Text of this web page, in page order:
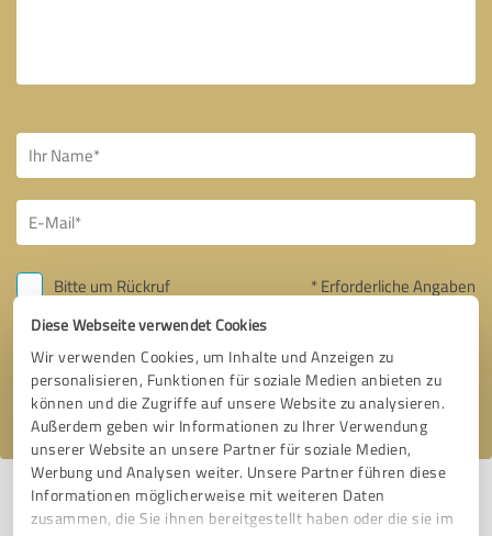
Diese Webseite verwendet Cookies
Wir verwenden Cookies, um Inhalte und Anzeigen zu
personalisieren, Funktionen für soziale Medien anbieten zu
können und die Zugriffe auf unsere Website zu analysieren.
Außerdem geben wir Informationen zu Ihrer Verwendung
unserer Website an unsere Partner für soziale Medien,
Werbung und Analysen weiter. Unsere Partner führen diese
Informationen möglicherweise mit weiteren Daten
zusammen, die Sie ihnen bereitgestellt haben oder die sie im
Bitte um Rückruf * Erforderliche Angaben
Ich stimme denDatenschutzbestimmungenzu.
Profil aktiv seit 27.05.2024 |Letzte Aktualisierung: 05.08.2026
melden